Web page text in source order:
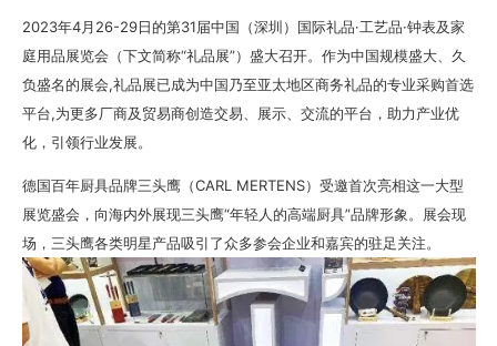
2023年4月26-29日的第31届中国（深圳）国际礼品·工艺品·钟表及家
庭用品展览会（下文简称“礼品展”）盛大召开。作为中国规模盛大、久
负盛名的展会,礼品展已成为中国乃至亚太地区商务礼品的专业采购首选
平台,为更多厂商及贸易商创造交易、展示、交流的平台，助力产业优
化，引领行业发展。
德国百年厨具品牌三头鹰（CARL MERTENS）受邀首次亮相这一大型
展览盛会，向海内外展现三头鹰“年轻人的高端厨具”品牌形象。展会现
场，三头鹰各类明星产品吸引了众多参会企业和嘉宾的驻足关注。